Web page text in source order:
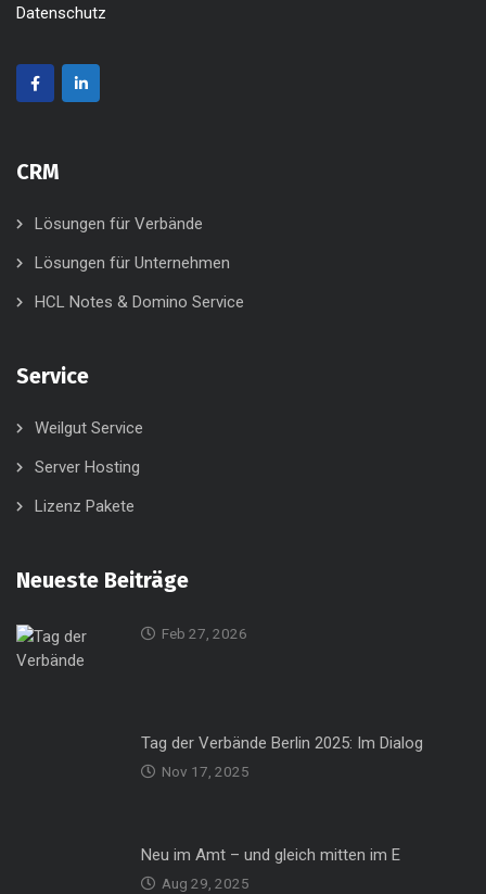
Datenschutz
CRM
Lösungen für Verbände
Lösungen für Unternehmen
HCL Notes & Domino Service
Service
Weilgut Service
Server Hosting
Lizenz Pakete
Neueste Beiträge
Feb 27, 2026
Tag der Verbände Berlin 2025: Im Dialog
Nov 17, 2025
Neu im Amt – und gleich mitten im E
Aug 29, 2025